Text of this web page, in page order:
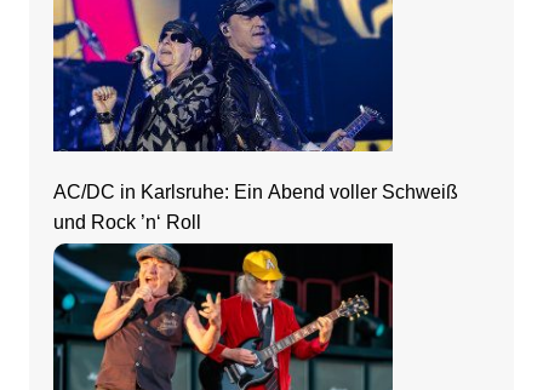
AC/DC in Karlsruhe: Ein Abend voller Schweiß
und Rock ’n‘ Roll